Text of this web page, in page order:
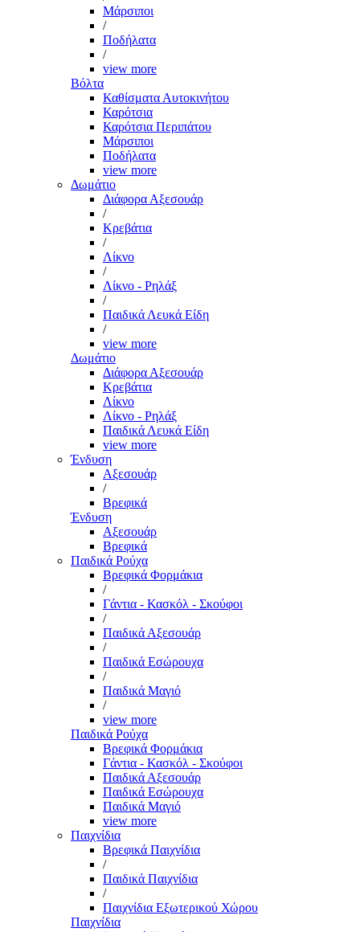
Μάρσιποι
/
Ποδήλατα
/
view more
Βόλτα
Καθίσματα Αυτοκινήτου
Καρότσια
Καρότσια Περιπάτου
Μάρσιποι
Ποδήλατα
view more
Δωμάτιο
Διάφορα Αξεσουάρ
/
Κρεβάτια
/
Λίκνο
/
Λίκνο - Ρηλάξ
/
Παιδικά Λευκά Είδη
/
view more
Δωμάτιο
Διάφορα Αξεσουάρ
Κρεβάτια
Λίκνο
Λίκνο - Ρηλάξ
Παιδικά Λευκά Είδη
view more
Ένδυση
Αξεσουάρ
/
Βρεφικά
Ένδυση
Αξεσουάρ
Βρεφικά
Παιδικά Ρούχα
Βρεφικά Φορμάκια
/
Γάντια - Κασκόλ - Σκούφοι
/
Παιδικά Αξεσουάρ
/
Παιδικά Εσώρουχα
/
Παιδικά Μαγιό
/
view more
Παιδικά Ρούχα
Βρεφικά Φορμάκια
Γάντια - Κασκόλ - Σκούφοι
Παιδικά Αξεσουάρ
Παιδικά Εσώρουχα
Παιδικά Μαγιό
view more
Παιχνίδια
Βρεφικά Παιχνίδια
/
Παιδικά Παιχνίδια
/
Παιχνίδια Εξωτερικού Χώρου
Παιχνίδια